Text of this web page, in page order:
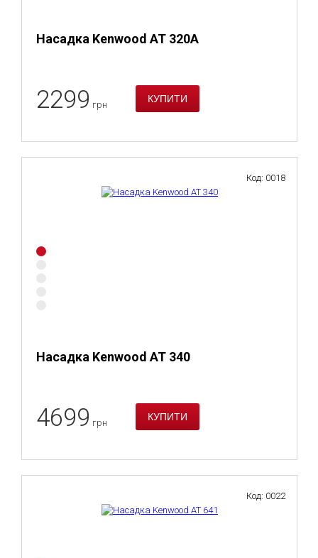
Насадка Kenwood AT 320A
2299 грн
Насадка Kenwood AT 340
Код: 0018
4699 грн
Код: 0022